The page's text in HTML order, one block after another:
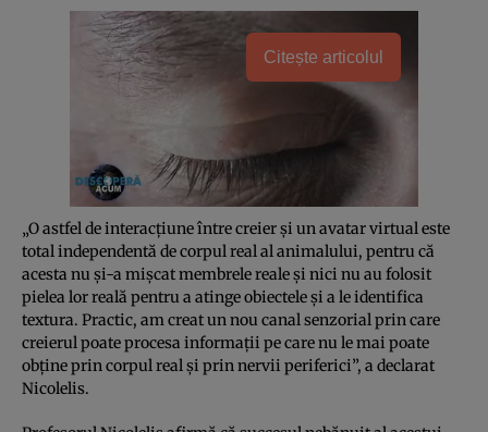
Citește articolul
„O astfel de interacţiune între creier şi un avatar virtual este
total independentă de corpul real al animalului, pentru că
acesta nu şi-a mişcat membrele reale şi nici nu au folosit
pielea lor reală pentru a atinge obiectele şi a le identifica
textura. Practic, am creat un nou canal senzorial prin care
creierul poate procesa informaţii pe care nu le mai poate
obţine prin corpul real şi prin nervii periferici”, a declarat
Nicolelis.